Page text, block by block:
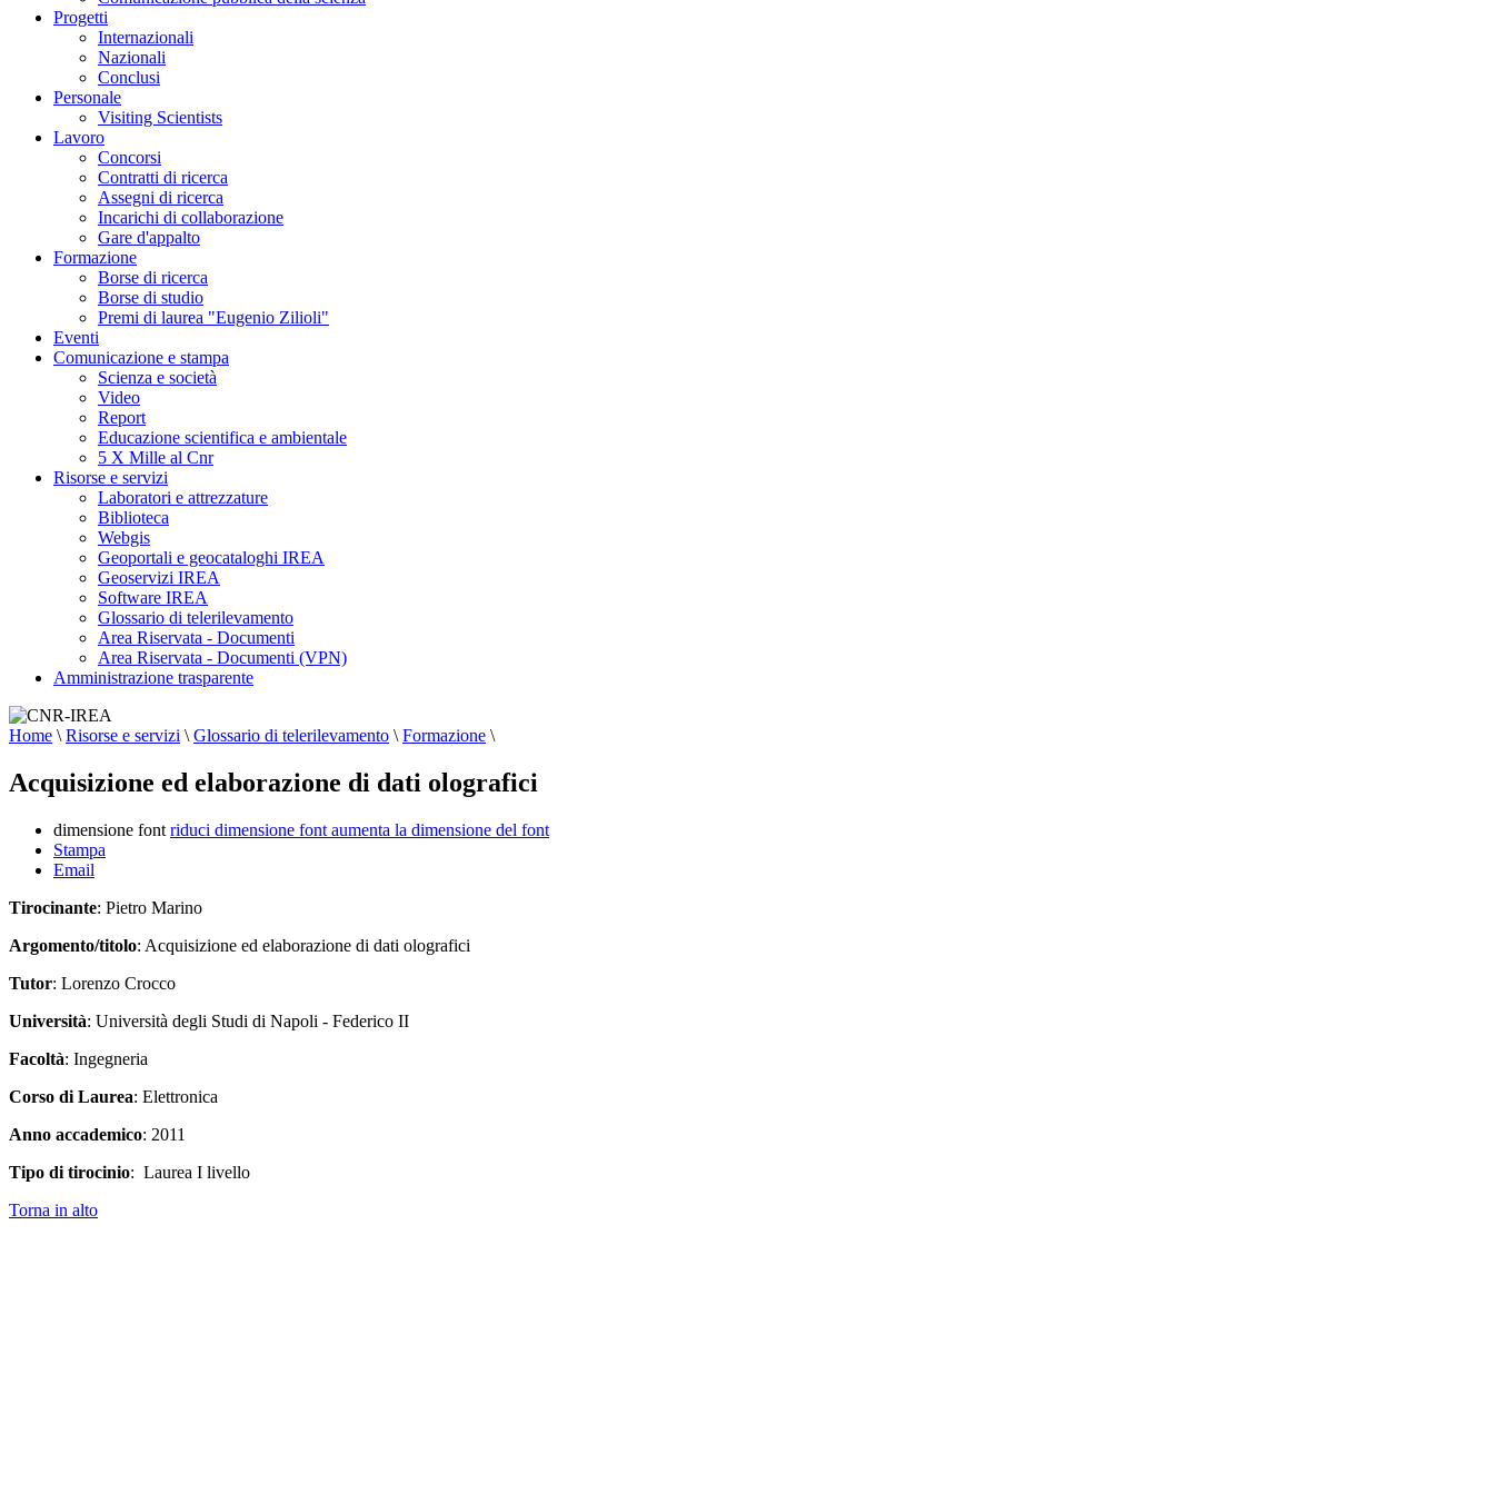
Progetti
Internazionali
Nazionali
Conclusi
Personale
Visiting Scientists
Lavoro
Concorsi
Contratti di ricerca
Assegni di ricerca
Incarichi di collaborazione
Gare d'appalto
Formazione
Borse di ricerca
Borse di studio
Premi di laurea "Eugenio Zilioli"
Eventi
Comunicazione e stampa
Scienza e società
Video
Report
Educazione scientifica e ambientale
5 X Mille al Cnr
Risorse e servizi
Laboratori e attrezzature
Biblioteca
Webgis
Geoportali e geocataloghi IREA
Geoservizi IREA
Software IREA
Glossario di telerilevamento
Area Riservata - Documenti
Area Riservata - Documenti (VPN)
Amministrazione trasparente
Home \ Risorse e servizi \ Glossario di telerilevamento \ Formazione \
Acquisizione ed elaborazione di dati olografici
dimensione font riduci dimensione font aumenta la dimensione del font
Stampa
Email
Tirocinante: Pietro Marino
Argomento/titolo: Acquisizione ed elaborazione di dati olografici
Tutor: Lorenzo Crocco
Università: Università degli Studi di Napoli - Federico II
Facoltà: Ingegneria
Corso di Laurea: Elettronica
Anno accademico: 2011
Tipo di tirocinio: Laurea I livello
Torna in alto